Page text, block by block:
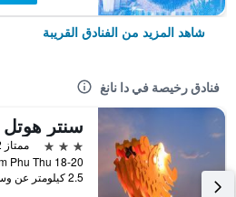
شاهد المزيد من الفنادق القريبة
فنادق رخيصة في دا نانغ
سنتر هوتل
3 نجوم
ممتاز 8.2
2.5 كيلومتر عن وسط المدينة